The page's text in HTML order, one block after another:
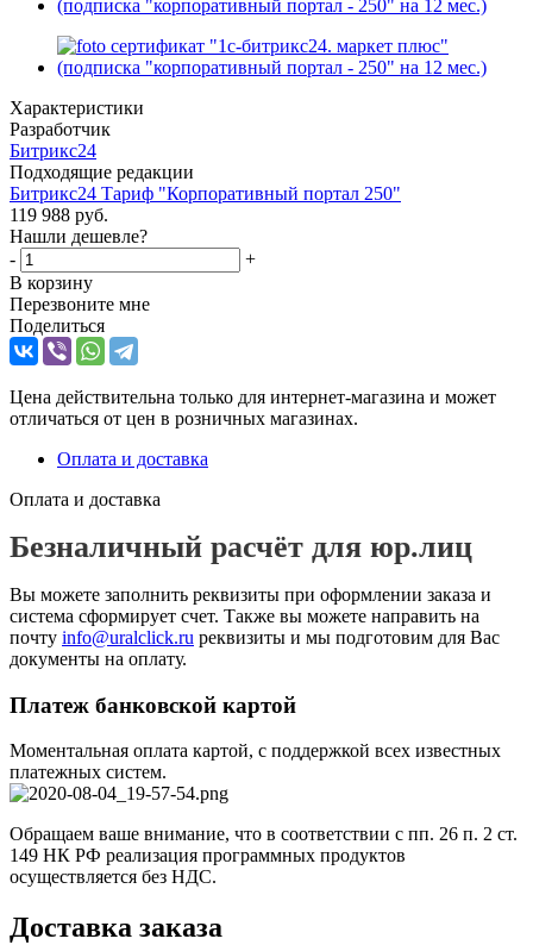
Характеристики
Разработчик
Битрикс24
Подходящие редакции
Битрикс24 Тариф "Корпоративный портал 250"
119 988 руб.
Нашли дешевле?
-
+
В корзину
Перезвоните мне
Поделиться
Цена действительна только для интернет-магазина и может
отличаться от цен в розничных магазинах.
Оплата и доставка
Оплата и доставка
Безналичный расчёт для юр.лиц
Вы можете заполнить реквизиты при оформлении заказа и
система сформирует счет. Также вы можете направить на
почту info@uralclick.ru реквизиты и мы подготовим для Вас
документы на оплату.
Платеж банковской картой
Моментальная оплата картой, с поддержкой всех известных
платежных систем.
Обращаем ваше внимание, что в соответствии с пп. 26 п. 2 ст.
149 НК РФ реализация программных продуктов
осуществляется без НДС.
Доставка заказа